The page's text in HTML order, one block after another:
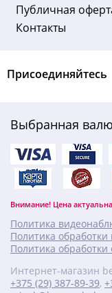
Публичная
Контакты
Выбранная
Внимание! Цена
Присоединяйтесь
Политика
Политика
Политика
Интернет-магазин
+375 (29) 387-89-39,